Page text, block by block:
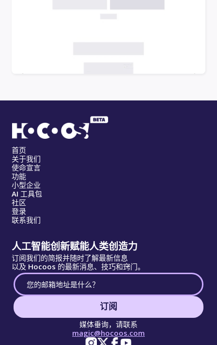
首页
关于我们
使命宣言
功能
小型企业
AI 工具包
社区
登录
联系我们
人工智能创新赋能人类创造力
订阅我们的简报并随时了解最新信息
以及 Hocoos 的最新消息、技巧和窍门。
订阅
媒体垂询，请联系
magic@hocoos.com